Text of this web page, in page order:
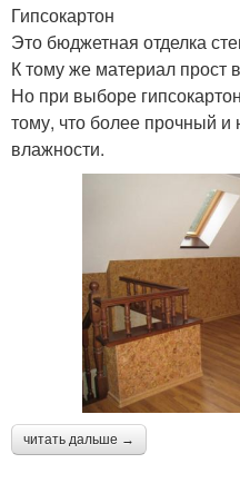
Гипсокартон
Это бюджетная отделка
К тому же материал прост
Но при выборе
тому, что более прочный
влажности.
читать дальше →